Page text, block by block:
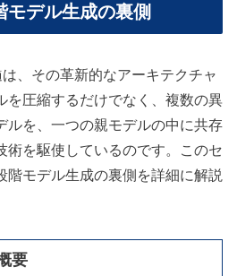
モデル生成の裏側
、その革新的なアーキテクチャ
を圧縮するだけでなく、複数の異
ルを、一つの親モデルの中に共存
術を駆使しているのです。このセ
階モデル生成の裏側を詳細に解説
要